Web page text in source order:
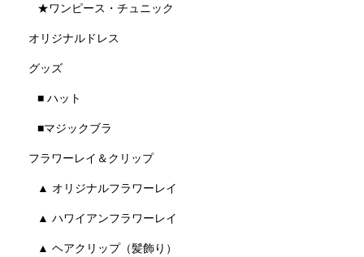
★ワンピース・チュニック
オリジナルドレス
グッズ
■ ハット
■マジックブラ
フラワーレイ＆クリップ
▲ オリジナルフラワーレイ
▲ ハワイアンフラワーレイ
▲ ヘアクリップ（髪飾り）